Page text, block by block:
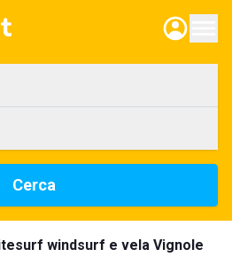
Cerca
windsurf e vela Vignole